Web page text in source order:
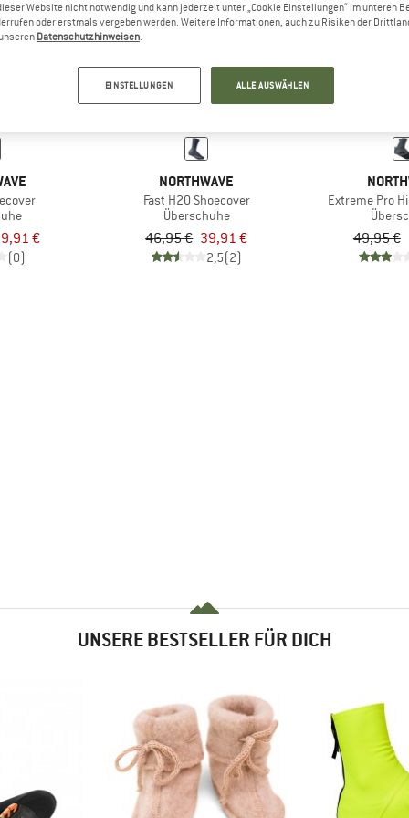
€
(0)
15%
NORTHWAVE
Fast H20 Shoecover
Überschuhe
46,95 € 39,91 €
2,5(2)
Extreme Pro
49,95 €
UNSERE BESTSELLER FÜR DICH
Website nicht notwendig und kann jederzeit unter „Cookie Einstellungen“ im unteren
oder erstmals vergeben werden. Weitere Informationen, auch zu Risiken der
Datenschutzhinweisen
EINSTELLUNGEN ALLE AUSWÄHLEN